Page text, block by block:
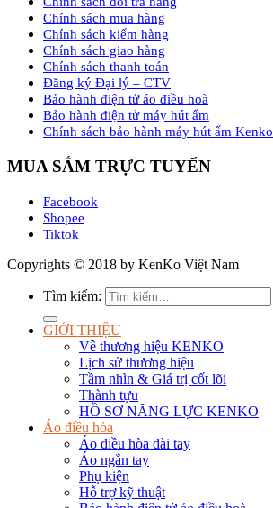
Chính sách mua hàng
Chính sách kiểm hàng
Chính sách giao hàng
Chính sách thanh toán
Đăng ký Đại lý – CTV
Bảo hành điện tử áo điều hoà
Bảo hành điện tử máy hút ẩm
Chính sách bảo hành máy hút ẩm Kenko
MUA SẮM TRỰC TUYẾN
Facebook
Shopee
Tiktok
Copyrights © 2018 by KenKo Việt Nam
Tìm kiếm:
GIỚI THIỆU
Về thương hiệu KENKO
Lịch sử thương hiệu
Tầm nhìn & Giá trị cốt lõi
Thành tựu
HỒ SƠ NĂNG LỰC KENKO
Áo điều hòa
Áo điều hòa dài tay
Áo ngắn tay
Phụ kiện
Hỗ trợ kỹ thuật